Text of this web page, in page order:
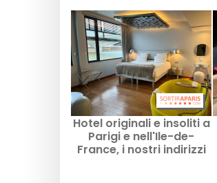
Hotel originali e insoliti a
Parigi e nell'Ile-de-
France, i nostri indirizzi